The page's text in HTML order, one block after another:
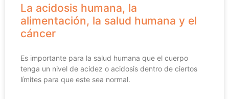
La acidosis humana, la
alimentación, la salud humana y el
cáncer
Es importante para la salud humana que el cuerpo
tenga un nivel de acidez o acidosis dentro de ciertos
límites para que este sea normal.